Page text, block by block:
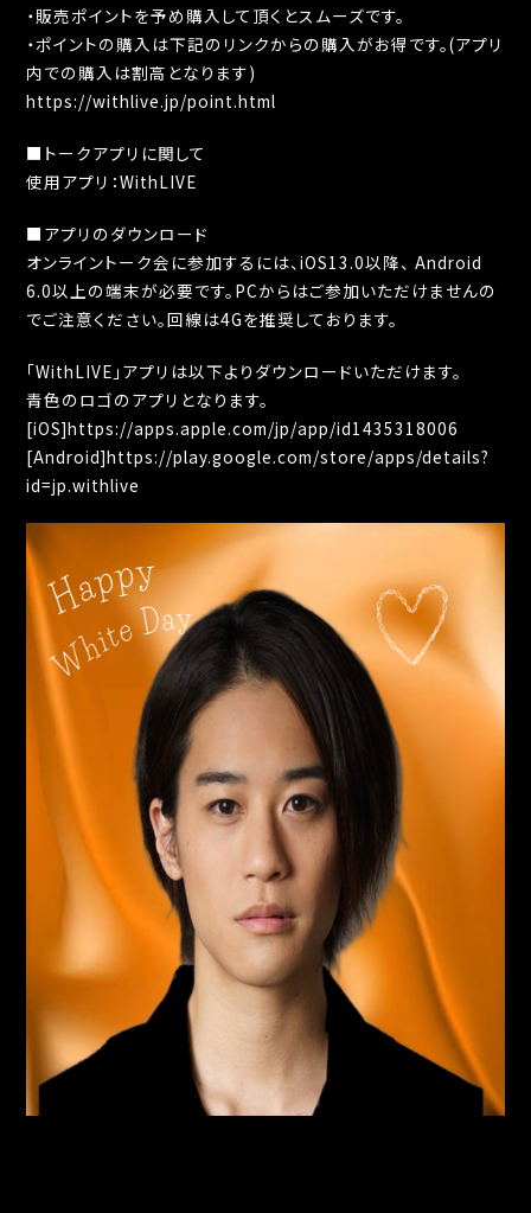
・販売ポイントを予め購入して頂くとスムーズです。
・ポイントの購入は下記のリンクからの購入がお得です。(アプリ
内での購入は割高となります)
https://withlive.jp/point.html
■トークアプリに関して
使用アプリ：WithLIVE
■アプリのダウンロード
オンライントーク会に参加するには、iOS13.0以降、 Android
6.0以上の端末が必要です。PCからはご参加いただけませんの
でご注意ください。回線は4Gを推奨しております。
「WithLIVE」アプリは以下よりダウンロードいただけます。
青色のロゴのアプリとなります。
[iOS]https://apps.apple.com/jp/app/id1435318006
[Android]https://play.google.com/store/apps/details?
id=jp.withlive